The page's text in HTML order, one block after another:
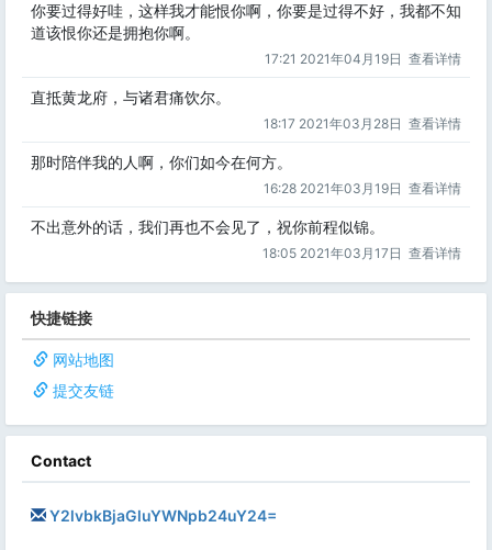
你要过得好哇，这样我才能恨你啊，你要是过得不好，我都不知
道该恨你还是拥抱你啊。
17:21 2021年04月19日 查看详情
直抵黄龙府，与诸君痛饮尔。
18:17 2021年03月28日 查看详情
那时陪伴我的人啊，你们如今在何方。
16:28 2021年03月19日 查看详情
不出意外的话，我们再也不会见了，祝你前程似锦。
18:05 2021年03月17日 查看详情
快捷链接
网站地图
提交友链
Contact
Y2lvbkBjaGluYWNpb24uY24=